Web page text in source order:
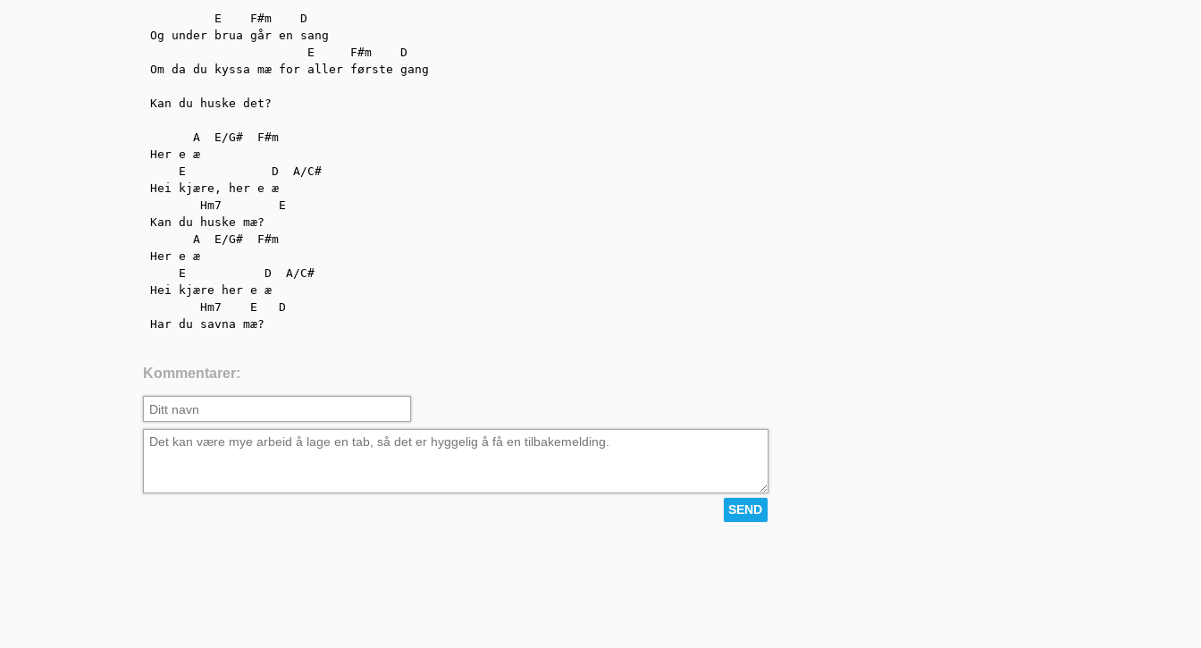
Og under brua går en sang
Om da du kyssa mæ for aller første gang
Kan du huske det?
      A  E/G#  F#m
Her e æ
    E	         D  A/C#
Hei kjære, her e æ
       Hm7        E
Kan du huske mæ?
      A  E/G#  F#m
Her e æ
    E           D  A/C#
Hei kjære her e æ
       Hm7    E   D
Har du savna mæ?
Kommentarer: